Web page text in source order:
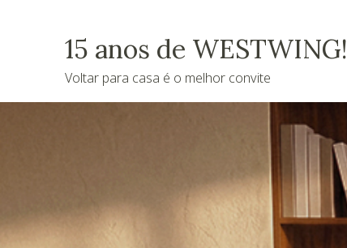
15 anos de WESTWING!
Voltar para casa é o melhor convite